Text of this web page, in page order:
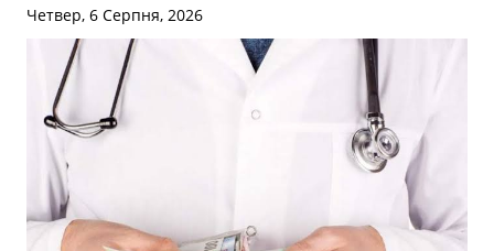
Четвер, 6 Серпня, 2026